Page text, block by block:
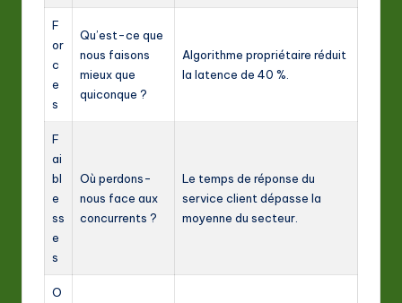
F
or
c
e
s
Qu’est-ce que
nous faisons
mieux que
quiconque ?
Algorithme propriétaire réduit
la latence de 40 %.
F
ai
bl
e
ss
e
s
Où perdons-
nous face aux
concurrents ?
Le temps de réponse du
service client dépasse la
moyenne du secteur.
O